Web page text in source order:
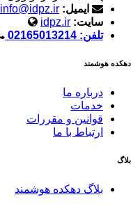
ایمیل: info@idpz.ir
سایت: idpz.ir
تلفن: 02165013214
دهکده هوشمند
درباره ما
خدمات
قوانین و مقررات
ارتباط با ما
بلاگ
بلاگ دهکده هوشمند